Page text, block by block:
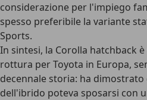
considerazione per l'impiego
spesso preferibile la variante
Sports.
In sintesi, la Corolla hatchback
rottura per Toyota in Europa,
decennale storia: ha dimostrato
dell'ibrido poteva sposarsi con